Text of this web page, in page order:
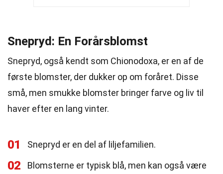
Snepryd: En Forårsblomst
Snepryd, også kendt som Chionodoxa, er en af de
første blomster, der dukker op om foråret. Disse
små, men smukke blomster bringer farve og liv til
haver efter en lang vinter.
01 Snepryd er en del af liljefamilien.
02
Blomsterne er typisk blå, men kan også være